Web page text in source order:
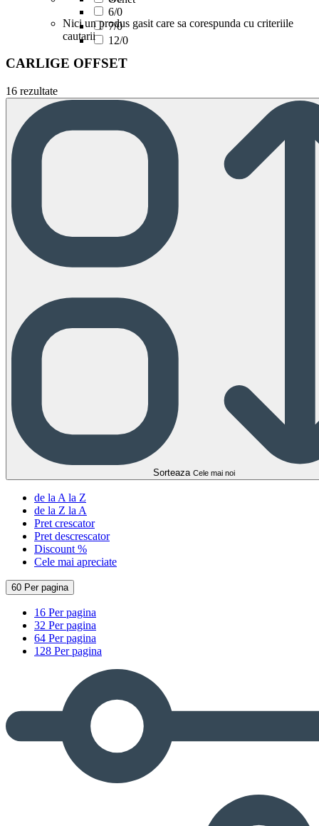
6/0
7/0
12/0
Nici un produs gasit care sa corespunda cu criteriile
cautarii
CARLIGE OFFSET
16 rezultate
Sorteaza Cele mai noi
de la A la Z
de la Z la A
Pret crescator
Pret descrescator
Discount %
Cele mai apreciate
60 Per pagina
16 Per pagina
32 Per pagina
64 Per pagina
128 Per pagina